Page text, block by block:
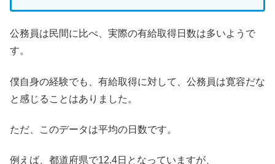
公務員は民間に比べ、実際の有給取得日数は多いようで
す。
僕自身の経験でも、有給取得に対して、公務員は寛容だな
と感じることはありました。
ただ、このデータは平均の日数です。
例えば、都道府県で12.4日となっていますが、